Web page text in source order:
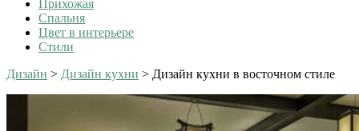
Прихожая
Спальня
Цвет в интерьере
Стили
Дизайн > Дизайн кухни > Дизайн кухни в восточном стиле